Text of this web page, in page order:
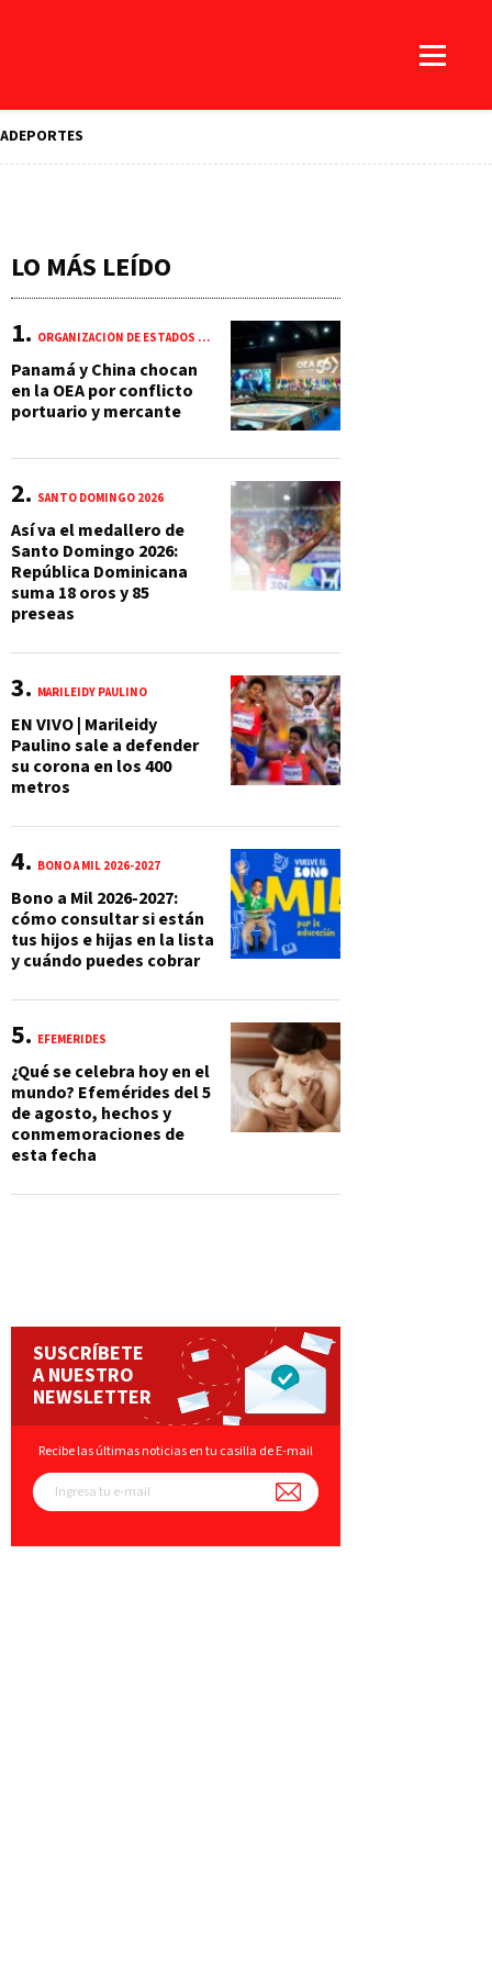
DEPORTES
LO MÁS LEÍDO
ORGANIZACIÓN DE ESTADOS AMERICANOS (OEA)
Panamá y China chocan
en la OEA por conflicto
portuario y mercante
SANTO DOMINGO 2026
Así va el medallero de
Santo Domingo 2026:
República Dominicana
suma 18 oros y 85
preseas
MARILEIDY PAULINO
EN VIVO | Marileidy
Paulino sale a defender
su corona en los 400
metros
BONO A MIL 2026-2027
Bono a Mil 2026-2027:
cómo consultar si están
tus hijos e hijas en la lista
y cuándo puedes cobrar
EFEMÉRIDES
¿Qué se celebra hoy en el
mundo? Efemérides del 5
de agosto, hechos y
conmemoraciones de
esta fecha
SUSCRÍBETE
A NUESTRO
NEWSLETTER
Recibe las últimas noticias en tu casilla de E-mail